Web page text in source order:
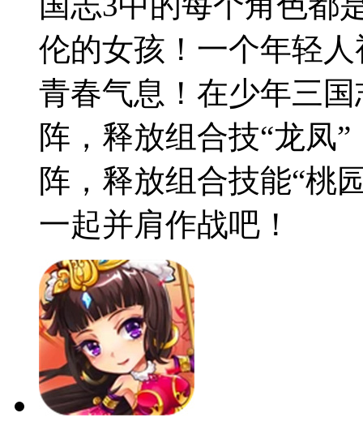
伦的女孩！一个年轻
青春气息！在少年三
阵，释放组合技“龙凤
阵，释放组合技能“桃
一起并肩作战吧！